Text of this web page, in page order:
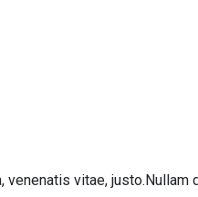
venenatis vitae,